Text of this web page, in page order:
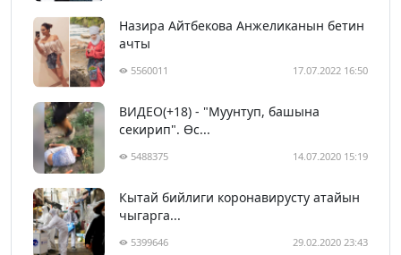
Назира Айтбекова Анжеликанын бетин
ачты
5560011 17.07.2022 16:50
ВИДЕО(+18) - "Муунтуп, башына
секирип". Өс...
5488375 14.07.2020 15:19
Кытай бийлиги коронавирусту атайын
чыгарга...
5399646 29.02.2020 23:43